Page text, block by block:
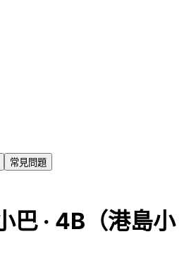
常見問題
巴 · 4B（港島小